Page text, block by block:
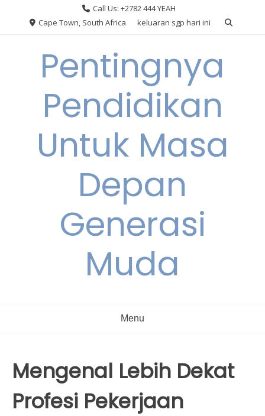
Call Us: +2782 444 YEAH
Cape Town, South Africa
keluaran sgp hari ini
Pentingnya
Pendidikan
Untuk Masa
Depan
Generasi
Muda
Menu
Mengenal Lebih Dekat
Profesi Pekerjaan